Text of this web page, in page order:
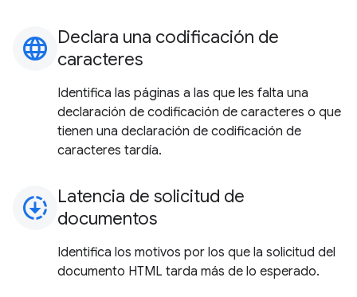
language Declara una codificación de
caracteres
Identifica las páginas a las que les falta una
declaración de codificación de caracteres o que
tienen una declaración de codificación de
caracteres tardía.
downloading Latencia de solicitud de
documentos
Identifica los motivos por los que la solicitud del
documento HTML tarda más de lo esperado.